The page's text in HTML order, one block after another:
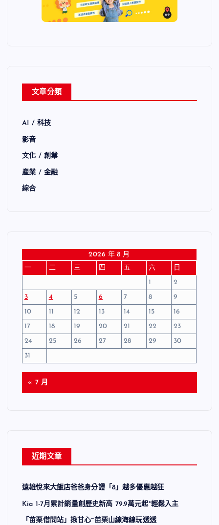
文章分類
AI / 科技
影音
文化 / 創業
產業 / 金融
綜合
2026 年 8 月
一
二 三 四 五 六
日
1
2
3
4 5 6 7 8
9
10
11 12 13 14 15
16
17
18 19 20 21 22
23
24
25 26 27 28 29
30
31
« 7 月
近期文章
遠雄悅來大飯店爸爸身分證「8」越多優惠越狂
Kia 1-7月累計銷量創歷史新高 79.9萬元起*輕鬆入主
「苗栗借問站」揪甘心~苗栗山線海線玩透透